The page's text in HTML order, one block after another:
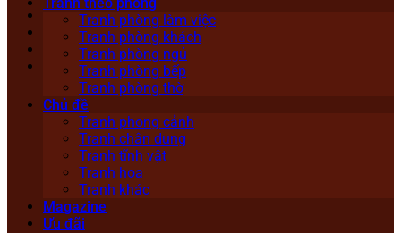
Tranh phòng làm việc
Tranh phòng khách
Tranh phòng ngủ
Tranh phòng bếp
Tranh phòng thờ
Chủ đề
Tranh phong cảnh
Tranh chân dung
Tranh tĩnh vật
Tranh hoa
Tranh khác
Magazine
Ưu đãi